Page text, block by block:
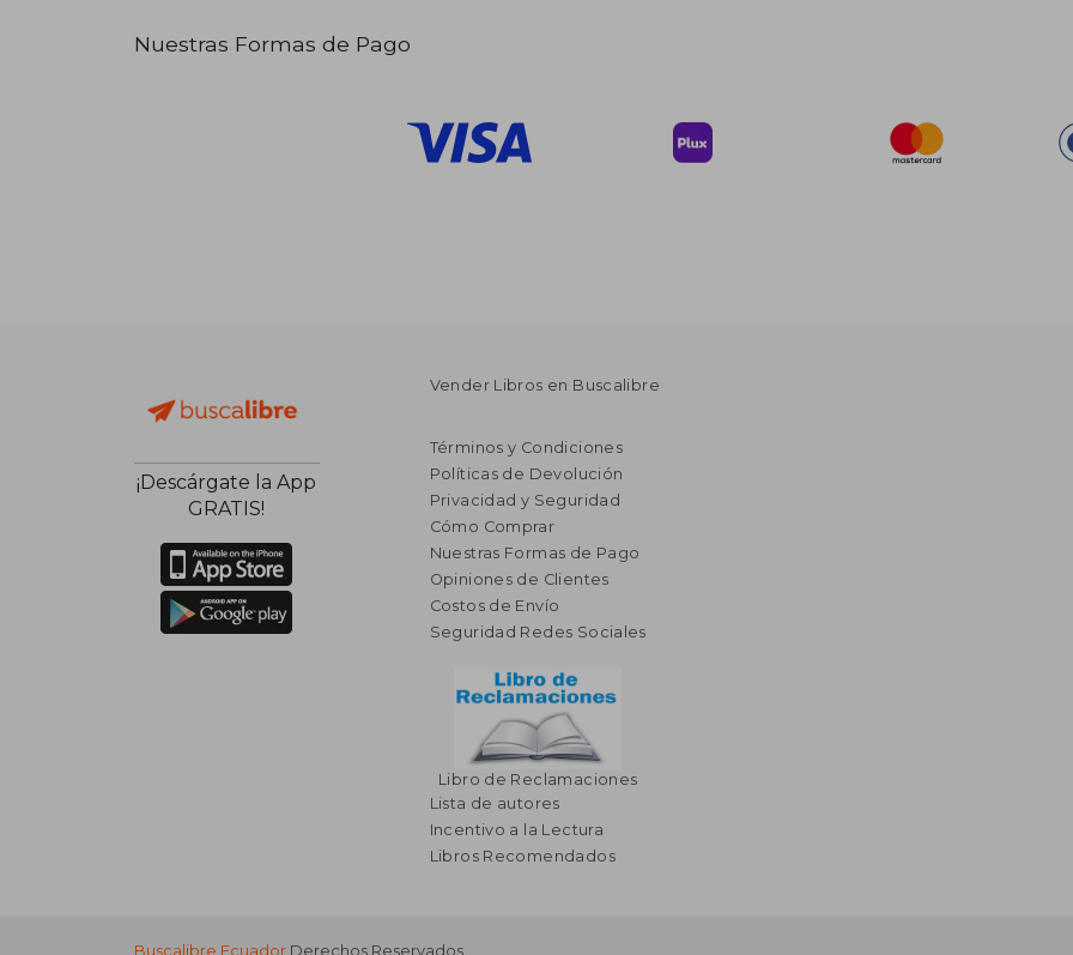
Nuestras Formas de Pago
¡Descárgate la App
GRATIS!
Vender Libros en Buscalibre
Términos y Condiciones
Políticas de Devolución
Privacidad y Seguridad
Cómo Comprar
Nuestras Formas de Pago
Opiniones de Clientes
Costos de Envío
Seguridad Redes Sociales
Libro de Reclamaciones
Lista de autores
Incentivo a la Lectura
Libros Recomendados
Buscalibre Ecuador Derechos Reservados.